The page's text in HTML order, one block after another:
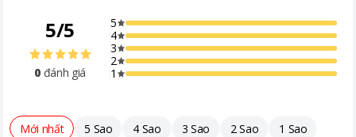
chịu trong phòng. Đây là mức công suất phù hợp cho phòng
ngủ, phòng khách hoặc phòng làm việc có diện tích từ ~14 m²
đến dưới ~28 m².
5/5
0 đánh giá
5
4
3
2
1
Mới nhất 5 Sao 4 Sao 3 Sao 2 Sao 1 Sao